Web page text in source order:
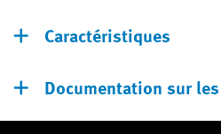
Caractéristiques
Documentation sur